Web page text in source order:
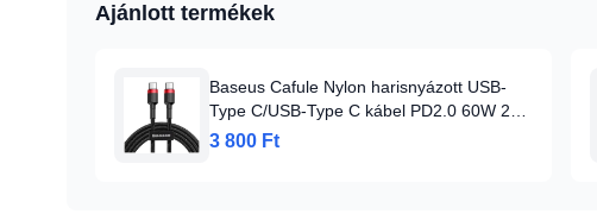
Ajánlott termékek
Baseus Cafule Nylon harisnyázott USB-
Type C/USB-Type C kábel PD2.0 60W 20V
3A QC3.0 1m fekete/piros
3 800 Ft